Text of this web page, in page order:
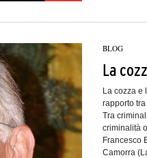
BLOG
La
La cozza e
rapporto
Tra
criminalità
Francesco
Camorra